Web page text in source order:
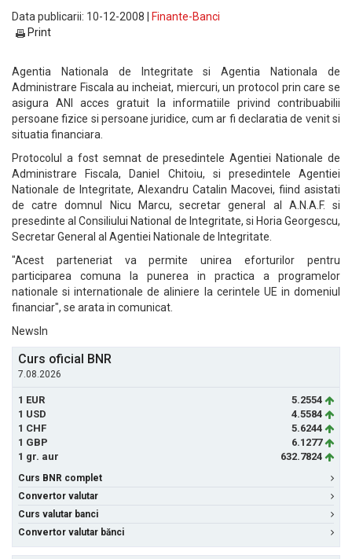
Data publicarii: 10-12-2008 |
Finante-Banci
Print
Agentia Nationala de Integritate si Agentia Nationala de
Administrare Fiscala au incheiat, miercuri, un protocol prin care se
asigura ANI acces gratuit la informatiile privind contribuabilii
persoane fizice si persoane juridice, cum ar fi declaratia de venit si
situatia financiara.
Protocolul a fost semnat de presedintele Agentiei Nationale de
Administrare Fiscala, Daniel Chitoiu, si presedintele Agentiei
Nationale de Integritate, Alexandru Catalin Macovei, fiind asistati
de catre domnul Nicu Marcu, secretar general al A.N.A.F. si
presedinte al Consiliului National de Integritate, si Horia Georgescu,
Secretar General al Agentiei Nationale de Integritate.
"Acest parteneriat va permite unirea eforturilor pentru
participarea comuna la punerea in practica a programelor
nationale si internationale de aliniere la cerintele UE in domeniul
financiar", se arata in comunicat.
NewsIn
Curs oficial BNR
7.08.2026
1 EUR
5.2554
1 USD
4.5584
1 CHF
5.6244
1 GBP
6.1277
1 gr. aur
632.7824
Curs BNR complet
Convertor valutar
Curs valutar banci
Convertor valutar bănci